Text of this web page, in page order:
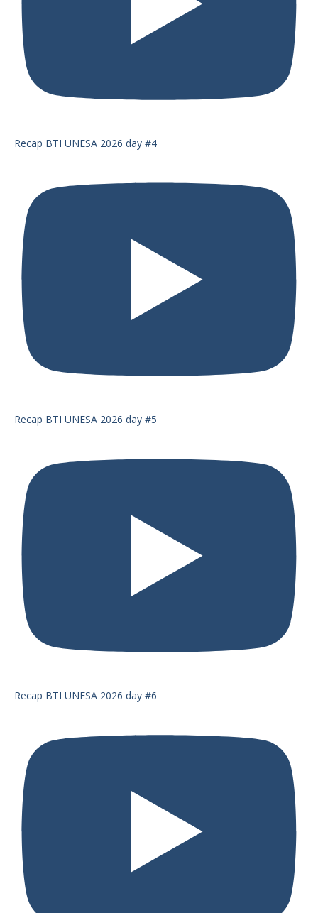
Recap BTI UNESA 2026 day #4
Recap BTI UNESA 2026 day #5
Recap BTI UNESA 2026 day #6